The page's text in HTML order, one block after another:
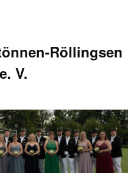
Röllingsen
V.